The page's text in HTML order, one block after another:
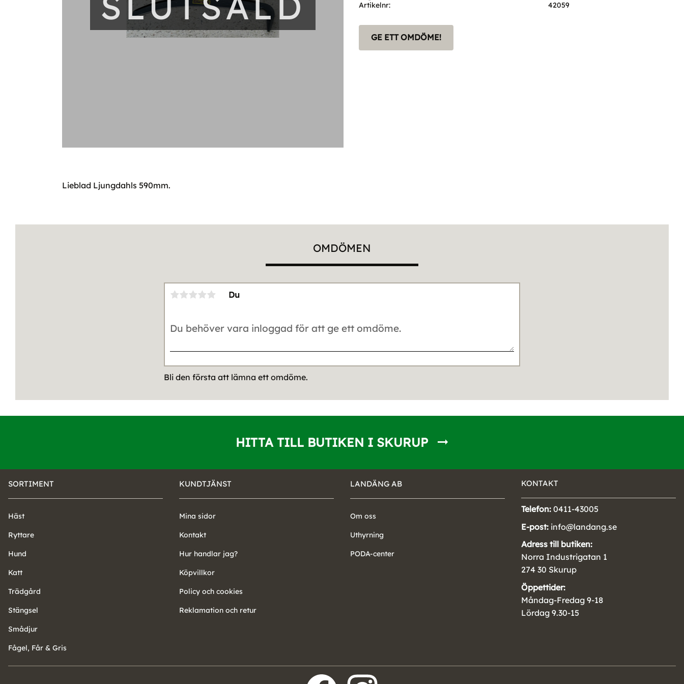
Artikelnr
42059
GE ETT OMDÖME!
Lieblad Ljungdahls 590mm.
OMDÖMEN
Du
Bli den första att lämna ett omdöme.
HITTA TILL BUTIKEN I SKURUP
SORTIMENT
Häst
Ryttare
Hund
Katt
Trädgård
Stängsel
Smådjur
Fågel, Får & Gris
KUNDTJÄNST
Mina sidor
Kontakt
Hur handlar jag?
Köpvillkor
Policy och cookies
Reklamation och retur
LANDÄNG AB
Om oss
Uthyrning
PODA-center
KONTAKT
Telefon: 0411-43005
E-post: info@landang.se
Adress till butiken:
Norra Industrigatan 1
274 30 Skurup
Öppettider:
Måndag-Fredag 9-18
Lördag 9.30-15